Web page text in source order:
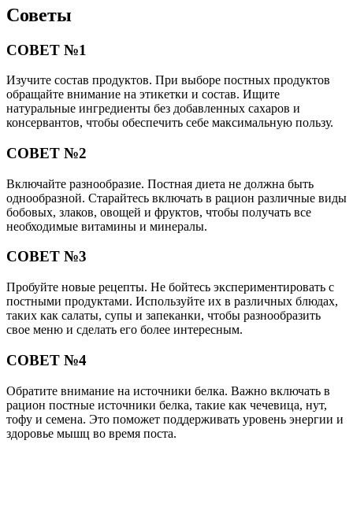
Советы
СОВЕТ №1
Изучите состав продуктов. При выборе постных продуктов
обращайте внимание на этикетки и состав. Ищите
натуральные ингредиенты без добавленных сахаров и
консервантов, чтобы обеспечить себе максимальную пользу.
СОВЕТ №2
Включайте разнообразие. Постная диета не должна быть
однообразной. Старайтесь включать в рацион различные виды
бобовых, злаков, овощей и фруктов, чтобы получать все
необходимые витамины и минералы.
СОВЕТ №3
Пробуйте новые рецепты. Не бойтесь экспериментировать с
постными продуктами. Используйте их в различных блюдах,
таких как салаты, супы и запеканки, чтобы разнообразить
свое меню и сделать его более интересным.
СОВЕТ №4
Обратите внимание на источники белка. Важно включать в
рацион постные источники белка, такие как чечевица, нут,
тофу и семена. Это поможет поддерживать уровень энергии и
здоровье мышц во время поста.